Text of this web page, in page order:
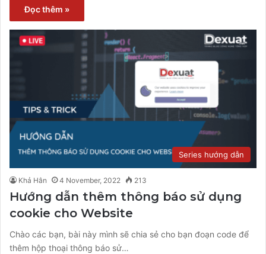
Đọc thêm »
Series hướng dẫn
Khả Hân 4 November, 2022 213
Hướng dẫn thêm thông báo sử dụng
cookie cho Website
Chào các bạn, bài này mình sẽ chia sẻ cho bạn đoạn code để
thêm hộp thoại thông báo sử…